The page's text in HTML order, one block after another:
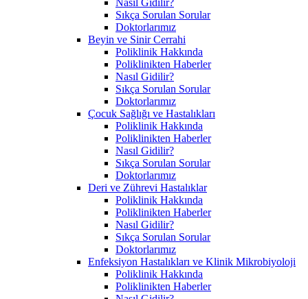
Sıkça Sorulan Sorular
Doktorlarımız
Beyin ve Sinir Cerrahi
Poliklinik Hakkında
Poliklinikten Haberler
Nasıl Gidilir?
Sıkça Sorulan Sorular
Doktorlarımız
Çocuk Sağlığı ve Hastalıkları
Poliklinik Hakkında
Poliklinikten Haberler
Nasıl Gidilir?
Sıkça Sorulan Sorular
Doktorlarımız
Deri ve Zührevi Hastalıklar
Poliklinik Hakkında
Poliklinikten Haberler
Nasıl Gidilir?
Sıkça Sorulan Sorular
Doktorlarımız
Enfeksiyon Hastalıkları ve Klinik Mikrobiyoloji
Poliklinik Hakkında
Poliklinikten Haberler